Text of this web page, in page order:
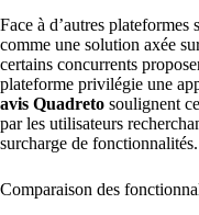
Face à d’autres plateformes
comme une solution axée
certains concurrents
plateforme privilégie une
avis Quadreto soulignent
par les utilisateurs
surcharge de fonctionnalités.
Comparaison des